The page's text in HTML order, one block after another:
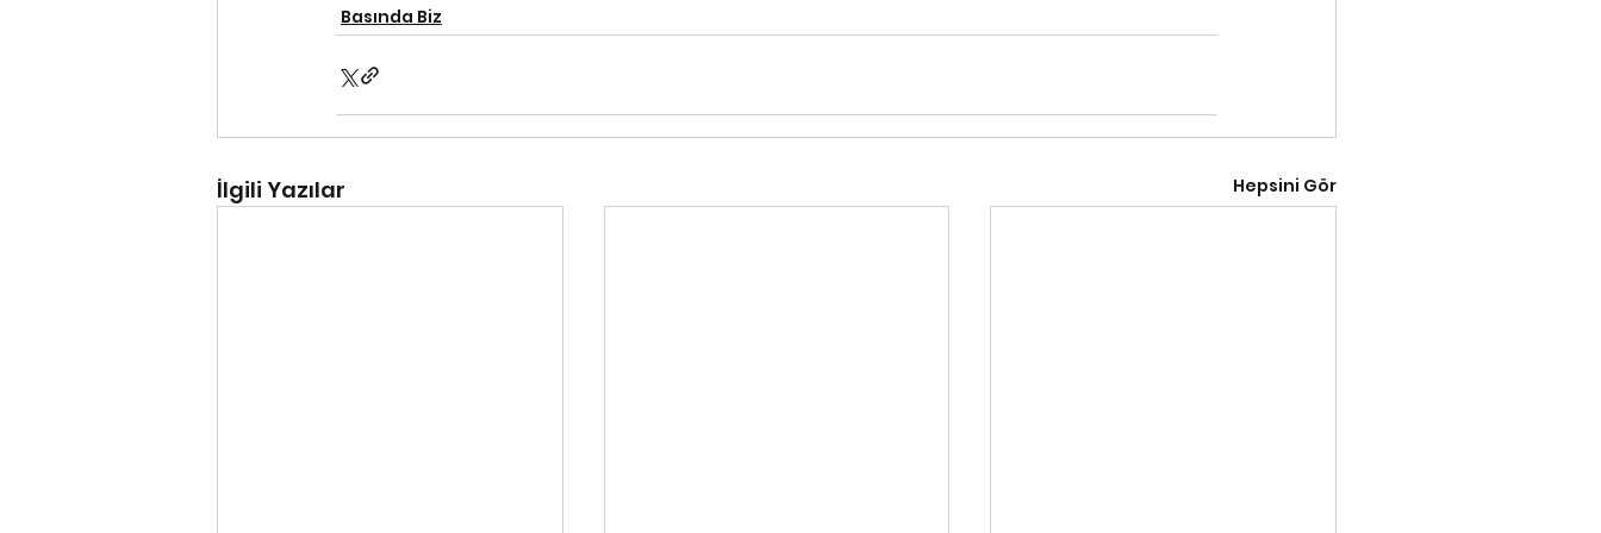
Basında Biz
İlgili Yazılar Hepsini Gör